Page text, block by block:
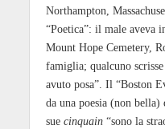
Northampton,
“Poetica”: il male aveva
Mount Hope Cemetery,
famiglia; qualcuno
avuto posa”. Il “Boston
da una poesia (non
sue cinquain“sono la